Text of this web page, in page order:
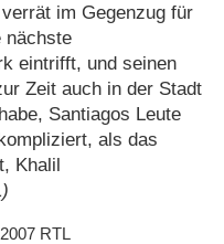
im Gegenzug für
nächste
eintrifft, und seinen
Zeit auch in der Stadt
Santiagos Leute
als das
Khalil
RTL